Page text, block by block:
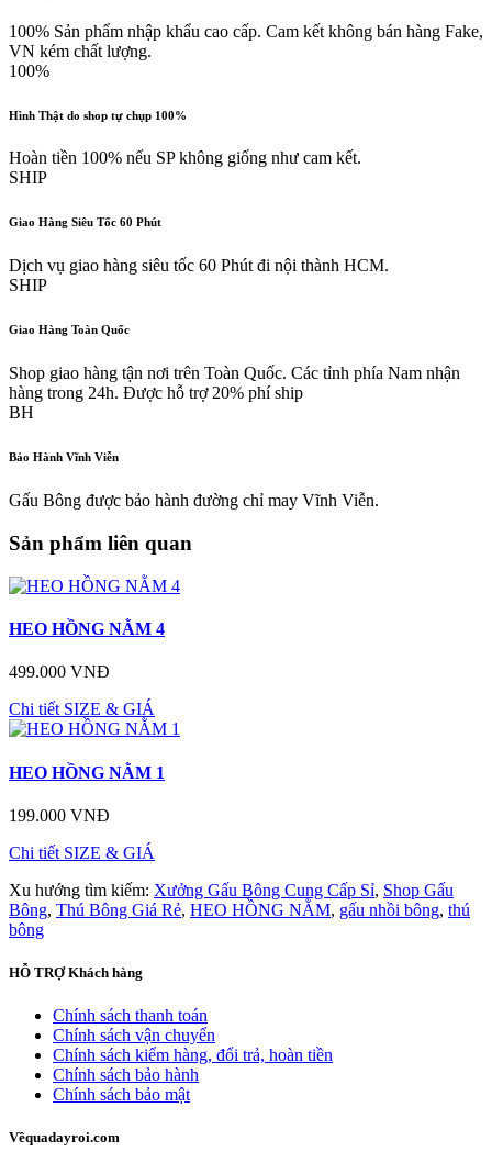
100% Sản phẩm nhập khẩu cao cấp. Cam kết không bán hàng Fake,
VN kém chất lượng.
100%
Hình Thật do shop tự chụp 100%
Hoàn tiền 100% nếu SP không giống như cam kết.
SHIP
Giao Hàng Siêu Tốc 60 Phút
Dịch vụ giao hàng siêu tốc 60 Phút đi nội thành HCM.
SHIP
Giao Hàng Toàn Quốc
Shop giao hàng tận nơi trên Toàn Quốc. Các tỉnh phía Nam nhận
hàng trong 24h. Được hỗ trợ 20% phí ship
BH
Bảo Hành Vĩnh Viễn
Gấu Bông được bảo hành đường chỉ may Vĩnh Viễn.
Sản phẩm liên quan
HEO HỒNG NẰM 4
499.000 VNĐ
Chi tiết SIZE & GIÁ
HEO HỒNG NẰM 1
199.000 VNĐ
Chi tiết SIZE & GIÁ
Xu hướng tìm kiếm: Xưởng Gấu Bông Cung Cấp Sỉ, Shop Gấu
Bông, Thú Bông Giá Rẻ, HEO HỒNG NẰM, gấu nhồi bông, thú
bông
HỖ TRỢKhách hàng
Chính sách thanh toán
Chính sách vận chuyển
Chính sách kiểm hàng, đổi trả, hoàn tiền
Chính sách bảo hành
Chính sách bảo mật
Vềquadayroi.com